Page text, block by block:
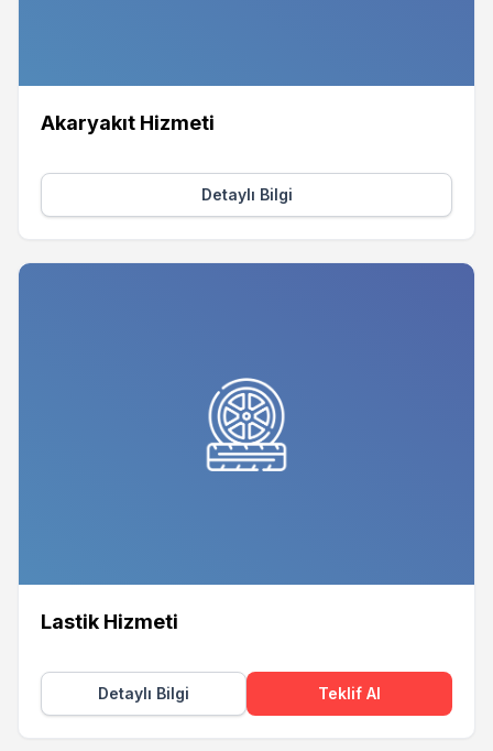
Akaryakıt Hizmeti
Detaylı Bilgi
Lastik Hizmeti
Detaylı Bilgi Teklif Al